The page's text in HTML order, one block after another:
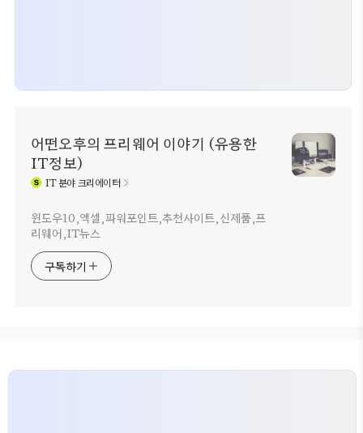
어떤오후의 프리웨어 이야기 (유용한
IT정보)
IT분야 크리에이터
윈도우10,엑셀,파워포인트,추천사이트,신제품,프
리웨어,IT뉴스
구독하기